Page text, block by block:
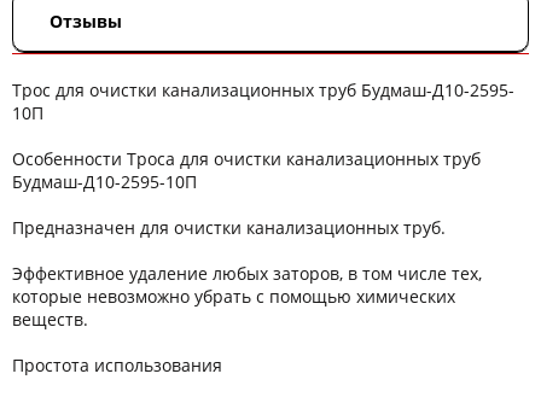
Отзывы
Трос для очистки канализационных труб Будмаш-Д10-2595-
10П
Особенности Троса для очистки канализационных труб
Будмаш-Д10-2595-10П
Предназначен для очистки канализационных труб.
Эффективное удаление любых заторов, в том числе тех,
которые невозможно убрать с помощью химических
веществ.
Простота использования